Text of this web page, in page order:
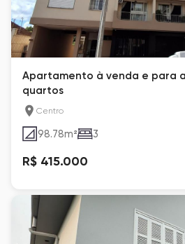
Apartamento à venda e para
quartos
Centro
98.78m² 3
R$ 415.000